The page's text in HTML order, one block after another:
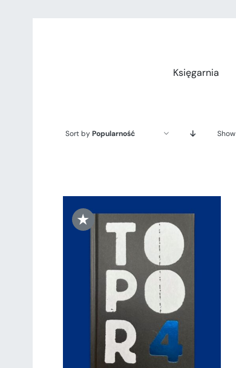
Księgarnia
Sort byPopularność Show
★
DODAJ DO KOSZYKA
SZCZEGÓŁY